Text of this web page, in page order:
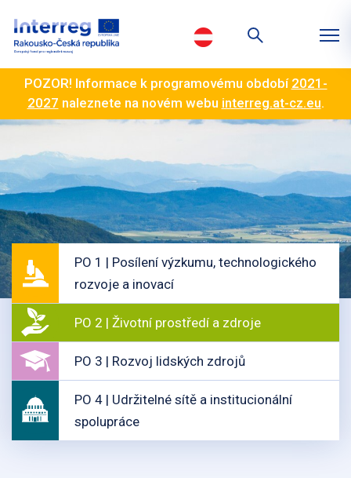
POZOR! Informace k programovému období 2021-
2027 naleznete na novém webu interreg.at-cz.eu.
PO 1 | Posílení výzkumu, technologického
rozvoje a inovací
PO 2 | Životní prostředí a zdroje
PO 3 | Rozvoj lidských zdrojů
PO 4 | Udržitelné sítě a institucionální
spolupráce